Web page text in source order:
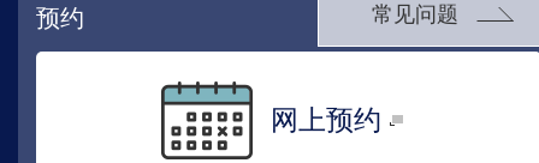
预约
网上预约
常见问题